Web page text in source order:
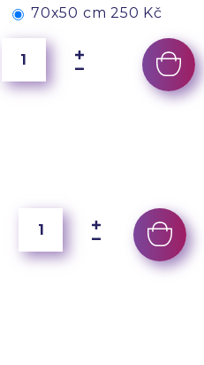
70x50 cm 250 Kč